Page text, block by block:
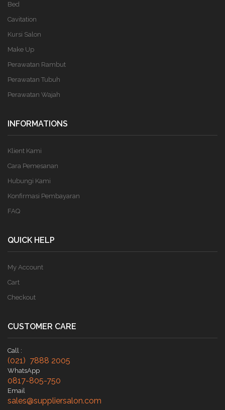
Bed
Cavitation
Kursi Salon
Make Up
Perawatan Rambut
Perawatan Tubuh
Perawatan Wajah
INFORMATIONS
Klient Kami
Cara Pemesanan
Hubungi Kami
Konfirmasi Pembayaran
FAQ
QUICK HELP
My Account
Cart
Checkout
CUSTOMER CARE
Call :
(021) 7888 2005
WhatsApp
0817-805-750
Email
sales@suppliersalon.com